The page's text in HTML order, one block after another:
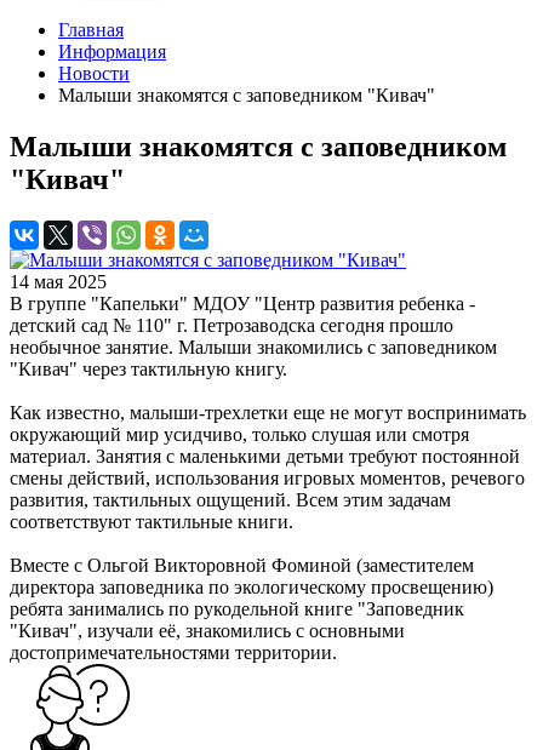
Главная
Информация
Новости
Малыши знакомятся с заповедником "Кивач"
Малыши знакомятся с заповедником
"Кивач"
14 мая 2025
В группе "Капельки" МДОУ "Центр развития ребенка -
детский сад № 110" г. Петрозаводска сегодня прошло
необычное занятие. Малыши знакомились с заповедником
"Кивач" через тактильную книгу.
Как известно, малыши-трехлетки еще не могут воспринимать
окружающий мир усидчиво, только слушая или смотря
материал. Занятия с маленькими детьми требуют постоянной
смены действий, использования игровых моментов, речевого
развития, тактильных ощущений. Всем этим задачам
соответствуют тактильные книги.
Вместе с Ольгой Викторовной Фоминой (заместителем
директора заповедника по экологическому просвещению)
ребята занимались по рукодельной книге "Заповедник
"Кивач", изучали её, знакомились с основными
достопримечательностями территории.